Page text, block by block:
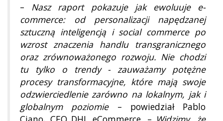
– Nasz raport pokazuje jak ewoluuje e-
commerce: od personalizacji napędzanej
sztuczną inteligencją i social commerce po
wzrost znaczenia handlu transgranicznego
oraz zrównoważonego rozwoju. Nie chodzi
tu tylko o trendy - zauważamy potężne
procesy transformacyjne, które mają swoje
odzwierciedlenie zarówno na lokalnym, jak i
globalnym poziomie– powiedział Pablo